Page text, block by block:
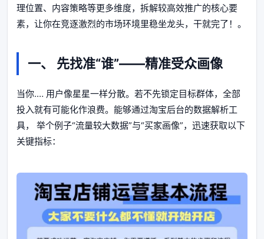
理位置、内容策略等更多维度，拆解较高效推广的核心要
素，让你在竞逐激烈的市场环境里稳坐龙头，干就完了！。
一、 先找准“谁”——精准受众画像
当你.… 用户像星星一样分散。若不先锁定目标群体，全部
投入就有可能化作浪费。能够通过淘宝后台的数据解析工
具， 举个例子“流量较大数据”与“买家画像”，迅速获取以下
关键指标：